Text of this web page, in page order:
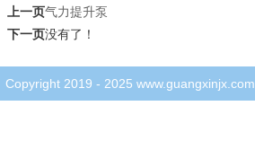
上一页气力提升泵
下一页没有了！
Copyright 2019 - 2025